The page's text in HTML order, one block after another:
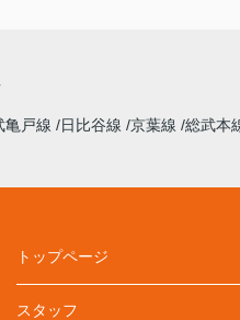
亀戸線 日比谷線 京葉線 総武本
トップページ
スタッフ